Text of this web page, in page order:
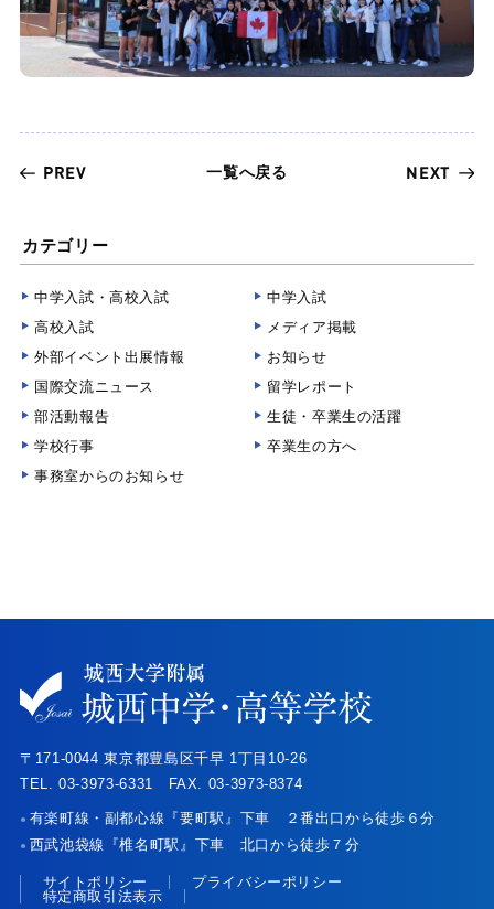
PREV 一覧へ戻る NEXT
カテゴリー
中学入試・高校入試
中学入試
高校入試
メディア掲載
外部イベント出展情報
お知らせ
国際交流ニュース
留学レポート
部活動報告
生徒・卒業生の活躍
学校行事
卒業生の方へ
事務室からのお知らせ
〒171-0044 東京都豊島区千早 1丁目10-26
TEL. 03-3973-6331 FAX. 03-3973-8374
● 有楽町線・副都心線『要町駅』下車 ２番出口から徒歩６分
● 西武池袋線『椎名町駅』下車 北口から徒歩７分
サイトポリシー
プライバシーポリシー
特定商取引法表示